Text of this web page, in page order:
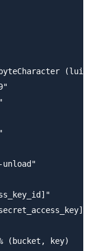
unload"
(bucket, key)